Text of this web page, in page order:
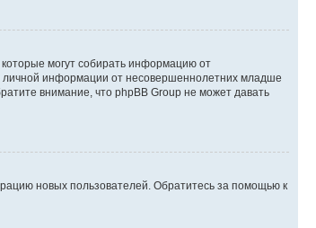
могут собирать информацию от
личной информации от несовершеннолетних младше
внимание, что phpBB Group не может давать
новых пользователей. Обратитесь за помощью к